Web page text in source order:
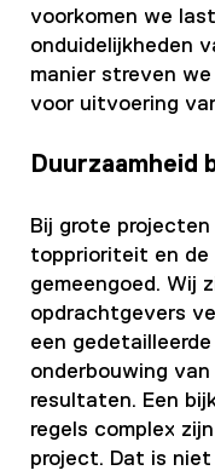
voorkomen we
onduidelijkheden
manier streven
voor uitvoering
Duurzaamheid
Bij grote
topprioriteit en de
gemeengoed. Wij
opdrachtgevers
een
onderbouwing
resultaten. Een
regels complex
project. Dat is